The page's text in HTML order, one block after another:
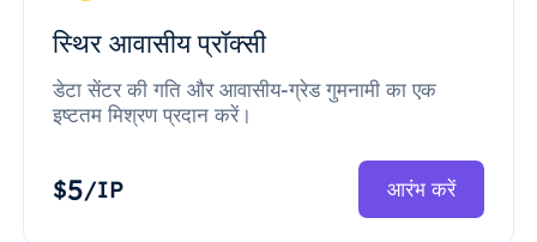
स्थिर आवासीय प्रॉक्सी
डेटा सेंटर की गति और आवासीय-ग्रेड गुमनामी का एक
इष्टतम मिश्रण प्रदान करें।
$5/IP आरंभ करें